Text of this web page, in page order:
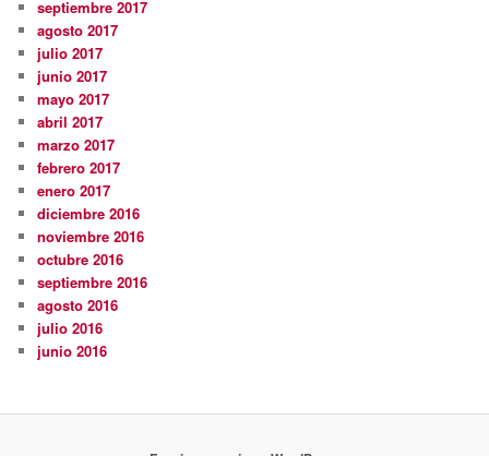
septiembre 2017
agosto 2017
julio 2017
junio 2017
mayo 2017
abril 2017
marzo 2017
febrero 2017
enero 2017
diciembre 2016
noviembre 2016
octubre 2016
septiembre 2016
agosto 2016
julio 2016
junio 2016